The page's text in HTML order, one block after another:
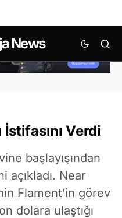
News
İstifasını Verdi
başlayışından
açıkladı. Near
Flament’in görev
dolara ulaştığı